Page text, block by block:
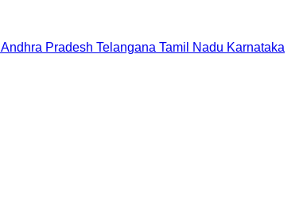
Andhra Pradesh Telangana Tamil Nadu Karnataka